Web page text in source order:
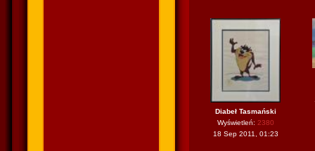
Diabeł Tasmański
Wyświetleń: 2380
18 Sep 2011, 01:23